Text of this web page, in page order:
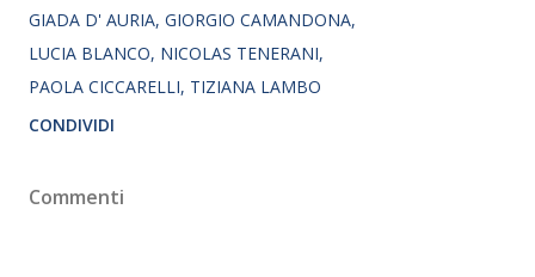
GIADA D' AURIA GIORGIO CAMANDONA
LUCIA BLANCO NICOLAS TENERANI
PAOLA CICCARELLI TIZIANA LAMBO
CONDIVIDI
Commenti